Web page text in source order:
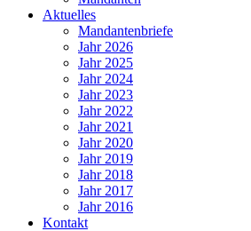
Aktuelles
Mandantenbriefe
Jahr 2026
Jahr 2025
Jahr 2024
Jahr 2023
Jahr 2022
Jahr 2021
Jahr 2020
Jahr 2019
Jahr 2018
Jahr 2017
Jahr 2016
Kontakt